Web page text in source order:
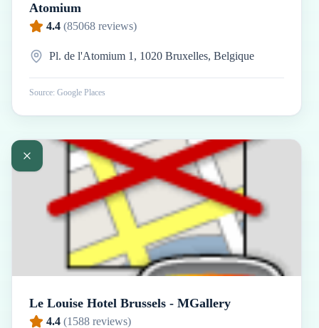
Atomium
4.4 (85068 reviews)
Pl. de l'Atomium 1, 1020 Bruxelles, Belgique
Source: Google Places
Le Louise Hotel Brussels - MGallery
4.4 (1588 reviews)